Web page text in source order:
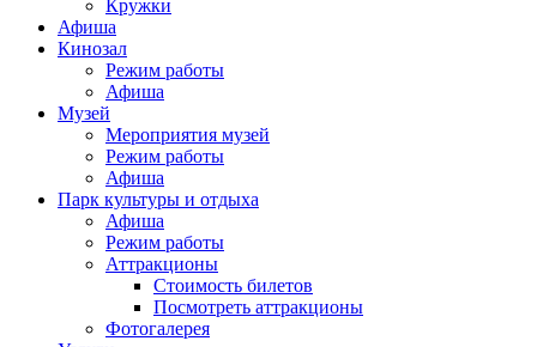
Кружки
Афиша
Кинозал
Режим работы
Афиша
Музей
Мероприятия музей
Режим работы
Афиша
Парк культуры и отдыха
Афиша
Режим работы
Аттракционы
Стоимость билетов
Посмотреть аттракционы
Фотогалерея